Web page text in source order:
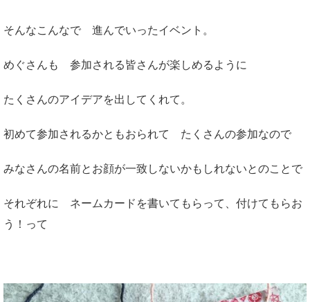
そんなこんなで 進んでいったイベント。
めぐさんも 参加される皆さんが楽しめるように
たくさんのアイデアを出してくれて。
初めて参加されるかともおられて たくさんの参加なので
みなさんの名前とお顔が一致しないかもしれないとのことで
それぞれに ネームカードを書いてもらって、付けてもらお
う！って